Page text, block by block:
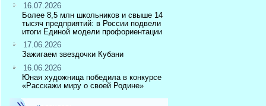
16.07.2026
Более 8,5 млн школьников и свыше 14
тысяч предприятий: в России подвели
итоги Единой модели профориентации
17.06.2026
Зажигаем звездочки Кубани
16.06.2026
Юная художница победила в конкурсе
«Расскажи миру о своей Родине»